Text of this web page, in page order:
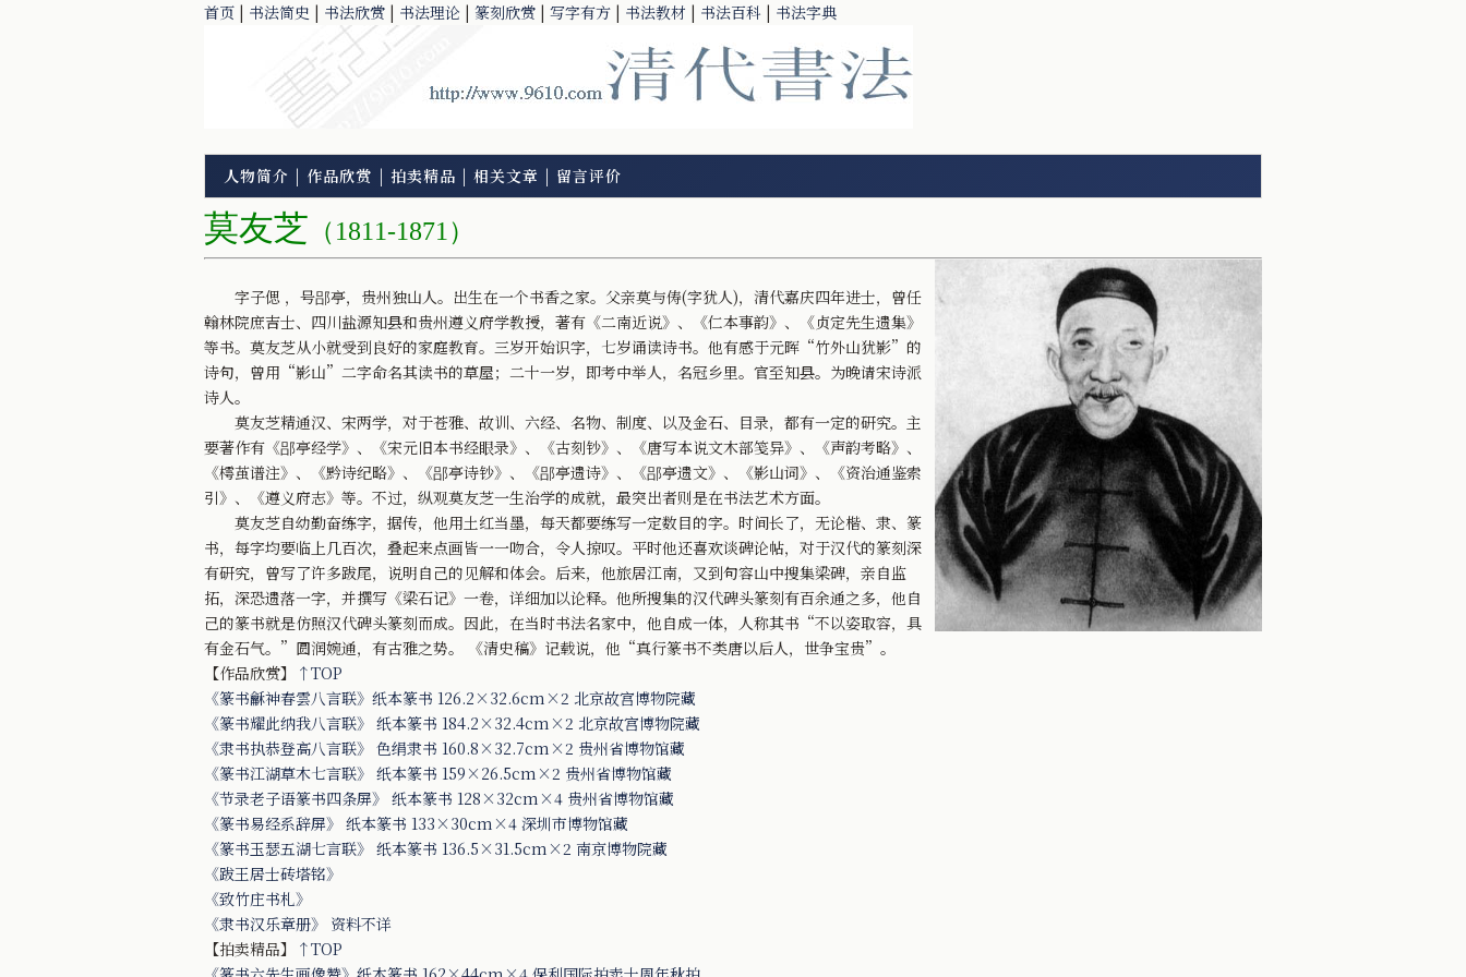
首页 | 书法简史 | 书法欣赏 | 书法理论 | 篆刻欣赏 | 写字有方 | 书法教材 | 书法百科 | 书法字典
人物简介 | 作品欣赏 | 拍卖精品 | 相关文章 | 留言评价
莫友芝 （1811-1871）
字子偲 ，号郘亭，贵州独山人。出生在一个书香之家。父亲莫与俦(字犹人)，清代嘉庆四年进士，曾任
翰林院庶吉士、四川盐源知县和贵州遵义府学教授，著有《二南近说》、《仁本事韵》、《贞定先生遗集》
等书。莫友芝从小就受到良好的家庭教育。三岁开始识字，七岁诵读诗书。他有感于元晖“竹外山犹影”的
诗句，曾用“影山”二字命名其读书的草屋；二十一岁，即考中举人，名冠乡里。官至知县。为晚请宋诗派
诗人。
莫友芝精通汉、宋两学，对于苍雅、故训、六经、名物、制度、以及金石、目录，都有一定的研究。主
要著作有《郘亭经学》、《宋元旧本书经眼录》、《古刻钞》、《唐写本说文木部笺异》、《声韵考略》、
《樗茧谱注》、《黔诗纪略》、《郘亭诗钞》、《郘亭遗诗》、《郘亭遗文》、《影山词》、《资治通鉴索
引》、《遵义府志》等。不过，纵观莫友芝一生治学的成就，最突出者则是在书法艺术方面。
莫友芝自幼勤奋练字，据传，他用土红当墨，每天都要练写一定数目的字。时间长了，无论楷、隶、篆
书，每字均要临上几百次，叠起来点画皆一一吻合，令人掠叹。平时他还喜欢谈碑论帖，对于汉代的篆刻深
有研究，曾写了许多跋尾，说明自己的见解和体会。后来，他旅居江南，又到句容山中搜集梁碑，亲自监
拓，深恐遗落一字，并撰写《梁石记》一卷，详细加以论释。他所搜集的汉代碑头篆刻有百余通之多，他自
己的篆书就是仿照汉代碑头篆刻而成。因此，在当时书法名家中，他自成一体，人称其书“不以姿取容，具
有金石气。”圆润婉通，有古雅之势。 《清史稿》记载说，他“真行篆书不类唐以后人，世争宝贵”。
【作品欣赏】 ↑TOP
《篆书龢神春雲八言联》纸本篆书 126.2×32.6cm×2 北京故宫博物院藏
《篆书耀此纳我八言联》 纸本篆书 184.2×32.4cm×2 北京故宫博物院藏
《隶书执恭登高八言联》 色绢隶书 160.8×32.7cm×2 贵州省博物馆藏
《篆书江湖草木七言联》 纸本篆书 159×26.5cm×2 贵州省博物馆藏
《节录老子语篆书四条屏》 纸本篆书 128×32cm×4 贵州省博物馆藏
《篆书易经系辞屏》 纸本篆书 133×30cm×4 深圳市博物馆藏
《篆书玉瑟五湖七言联》 纸本篆书 136.5×31.5cm×2 南京博物院藏
《跋王居士砖塔铭》
《致竹庄书札》
《隶书汉乐章册》 资料不详
【拍卖精品】 ↑TOP